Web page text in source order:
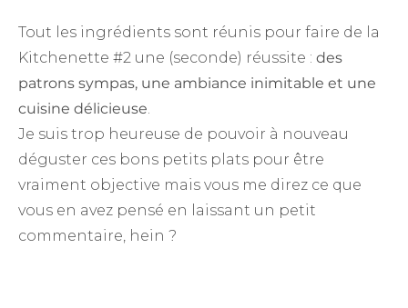
Tout les ingrédients sont réunis pour faire de la
Kitchenette #2 une (seconde) réussite : des
patrons sympas, une ambiance inimitable et une
cuisine délicieuse.
Je suis trop heureuse de pouvoir à nouveau
déguster ces bons petits plats pour être
vraiment objective mais vous me direz ce que
vous en avez pensé en laissant un petit
commentaire, hein ?